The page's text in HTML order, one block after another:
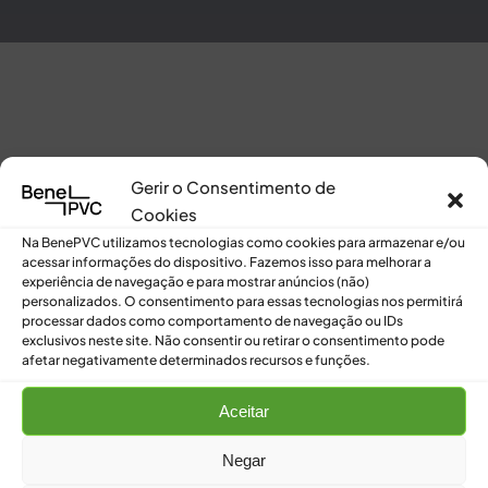
Gerir o Consentimento de
Cookies
Na BenePVC utilizamos tecnologias como cookies para armazenar e/ou
acessar informações do dispositivo. Fazemos isso para melhorar a
experiência de navegação e para mostrar anúncios (não)
personalizados. O consentimento para essas tecnologias nos permitirá
processar dados como comportamento de navegação ou IDs
exclusivos neste site. Não consentir ou retirar o consentimento pode
afetar negativamente determinados recursos e funções.
Aceitar
Negar
[customer-account-home /]